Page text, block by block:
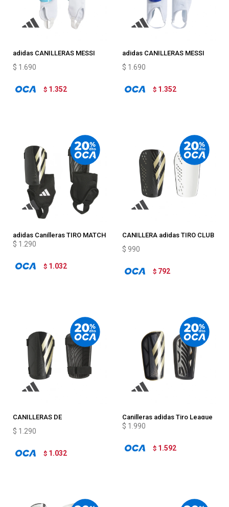
adidas CANILLERAS MESSI
F50
$ 1.690
$ 1.352
adidas CANILLERAS MESSI
CLUB
$ 1.690
$ 1.352
adidas Canilleras TIRO MATCH
$ 1.290
$ 1.032
CANILLERA adidas TIRO CLUB
SHIN GUARDS
$ 990
$ 792
CANILLERAS DE
ENTRENAMIENTO adidas TIRO
$ 1.290
$ 1.032
Canilleras adidas Tiro League
$ 1.990
$ 1.592